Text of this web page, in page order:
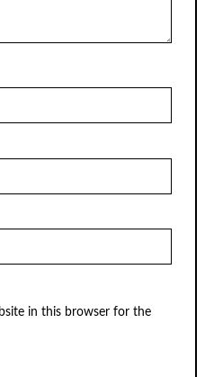
in this browser for the